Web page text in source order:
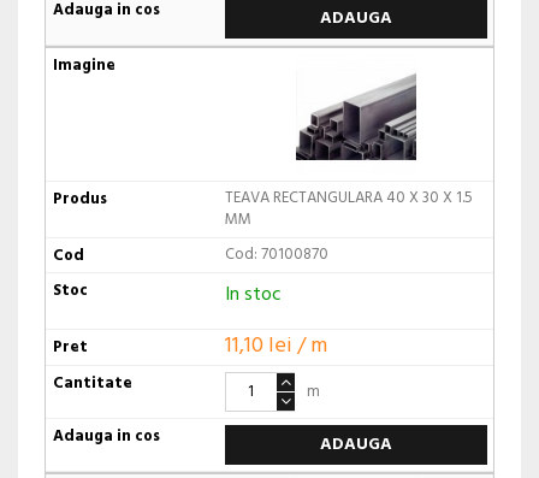
ADAUGA
TEAVA RECTANGULARA 40 X 30 X 1.5
MM
Cod: 70100870
In stoc
11,10 lei / m
m
ADAUGA